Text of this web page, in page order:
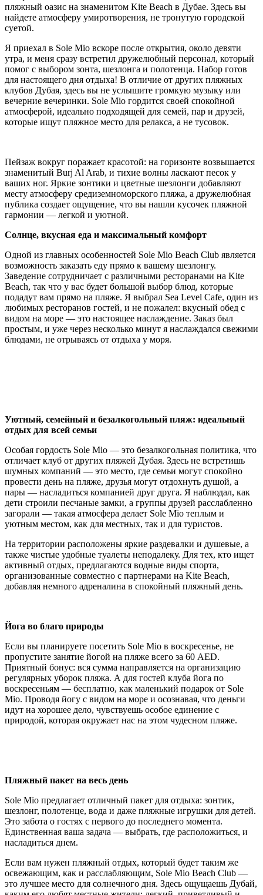
пляжный оазис на знаменитом Kite Beach в Дубае. Здесь вы
найдете атмосферу умиротворения, не тронутую городской
суетой.
Я приехал в Sole Mio вскоре после открытия, около девяти
утра, и меня сразу встретил дружелюбный персонал, который
помог с выбором зонта, шезлонга и полотенца. Набор готов
для настоящего дня отдыха! В отличие от других пляжных
клубов Дубая, здесь вы не услышите громкую музыку или
вечерние вечеринки. Sole Mio гордится своей спокойной
атмосферой, идеально подходящей для семей, пар и друзей,
которые ищут пляжное место для релакса, а не тусовок.
Пейзаж вокруг поражает красотой: на горизонте возвышается
знаменитый Burj Al Arab, и тихие волны ласкают песок у
ваших ног. Яркие зонтики и цветные шезлонги добавляют
месту атмосферу средиземноморского пляжа, а дружелюбная
публика создает ощущение, что вы нашли кусочек пляжной
гармонии — легкой и уютной.
Солнце, вкусная еда и максимальный комфорт
Одной из главных особенностей Sole Mio Beach Club является
возможность заказать еду прямо к вашему шезлонгу.
Заведение сотрудничает с различными ресторанами на Kite
Beach, так что у вас будет большой выбор блюд, которые
подадут вам прямо на пляже. Я выбрал Sea Level Cafe, один из
любимых ресторанов гостей, и не пожалел: вкусный обед с
видом на море — это настоящее наслаждение. Заказ был
простым, и уже через несколько минут я наслаждался свежими
блюдами, не отрываясь от отдыха у моря.
Уютный, семейный и безалкогольный пляж: идеальный
отдых для всей семьи
Особая гордость Sole Mio — это безалкогольная политика, что
отличает клуб от других пляжей Дубая. Здесь не встретишь
шумных компаний — это место, где семьи могут спокойно
провести день на пляже, друзья могут отдохнуть душой, а
пары — насладиться компанией друг друга. Я наблюдал, как
дети строили песчаные замки, а группы друзей расслабленно
загорали — такая атмосфера делает Sole Mio теплым и
уютным местом, как для местных, так и для туристов.
На территории расположены яркие раздевалки и душевые, а
также чистые удобные туалеты неподалеку. Для тех, кто ищет
активный отдых, предлагаются водные виды спорта,
организованные совместно с партнерами на Kite Beach,
добавляя немного адреналина в спокойный пляжный день.
Йога во благо природы
Если вы планируете посетить Sole Mio в воскресенье, не
пропустите занятие йогой на пляже всего за 60 AED.
Приятный бонус: вся сумма направляется на организацию
регулярных уборок пляжа. А для гостей клуба йога по
воскресеньям — бесплатно, как маленький подарок от Sole
Mio. Проводя йогу с видом на море и осознавая, что деньги
идут на хорошее дело, чувствуешь особое единение с
природой, которая окружает нас на этом чудесном пляже.
Пляжный пакет на весь день
Sole Mio предлагает отличный пакет для отдыха: зонтик,
шезлонг, полотенце, вода и даже пляжные игрушки для детей.
Это забота о гостях с первого до последнего момента.
Единственная ваша задача — выбрать, где расположиться, и
насладиться днем.
Если вам нужен пляжный отдых, который будет таким же
освежающим, как и расслабляющим, Sole Mio Beach Club —
это лучшее место для солнечного дня. Здесь ощущаешь Дубай,